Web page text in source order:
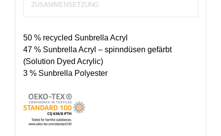
ZUSAMMENSETZUNG
50 % recycled Sunbrella Acryl
47 % Sunbrella Acryl – spinndüsen gefärbt
(Solution Dyed Acrylic)
3 % Sunbrella Polyester